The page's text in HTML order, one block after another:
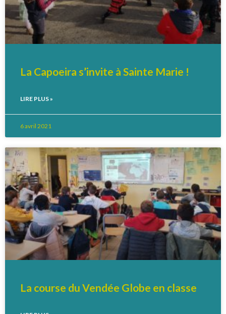
La Capoeira s’invite à Sainte Marie !
LIRE PLUS »
6 avril 2021
La course du Vendée Globe en classe